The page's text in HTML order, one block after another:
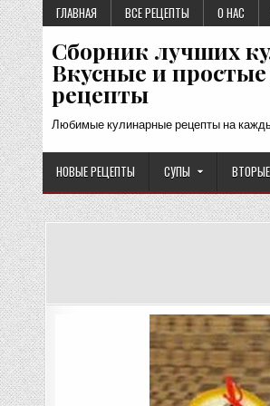
Перейти
к
содержимому
ГЛАВНАЯ ВСЕ РЕЦЕПТЫ О НАС
Сборник лучших
Вкусные и
рецепты
Любимые кулинарные рецепты на
НОВЫЕ РЕЦЕПТЫ СУПЫ